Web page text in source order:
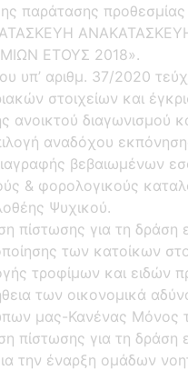
παράτασης
ΕΤΟΥΣ 2018».
υπ’ αριθμ. 37/2020
στοιχείων και
ανοικτού διαγωνισμού
αναδόχου
βεβαιωμένων
& φορολογικούς
Ψυχικού.
πίστωσης για τη δράση
των κατοίκων
τροφίμων και ειδών
των οικονομικά
μας-Κανένας Μόνος
πίστωσης για τη
την έναρξη ομάδων